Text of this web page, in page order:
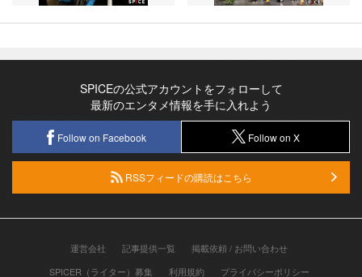
SPICEの公式アカウントをフォローして
最新のエンタメ情報を手に入れよう
Follow on Facebook Follow on X
RSSフィードの購読はこちら
運営会社 記事提供一覧
掲載依頼 / お問い合わせ
SPICER（ライター）募集
利用規約 プライバシーポリシー